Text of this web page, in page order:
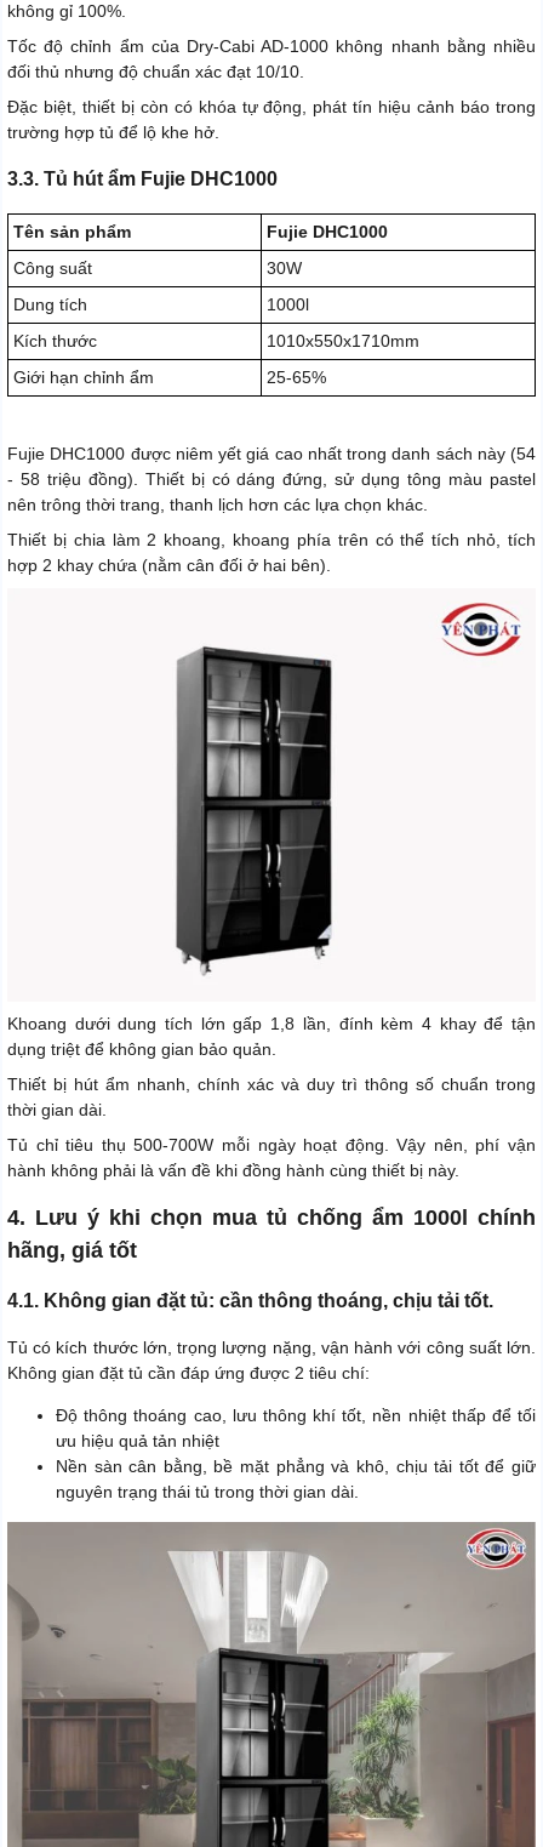
không gỉ 100%.
Tốc độ chỉnh ẩm của Dry-Cabi AD-1000 không nhanh bằng nhiều
đối thủ nhưng độ chuẩn xác đạt 10/10.
Đặc biệt, thiết bị còn có khóa tự động, phát tín hiệu cảnh báo trong
trường hợp tủ để lộ khe hở.
3.3. Tủ hút ẩm Fujie DHC1000
Tên sản phẩm
Fujie DHC1000
Công suất
30W
Dung tích
1000l
Kích thước
1010x550x1710mm
Giới hạn chỉnh ẩm
25-65%
Fujie DHC1000 được niêm yết giá cao nhất trong danh sách này (54
- 58 triệu đồng). Thiết bị có dáng đứng, sử dụng tông màu pastel
nên trông thời trang, thanh lịch hơn các lựa chọn khác.
Thiết bị chia làm 2 khoang, khoang phía trên có thể tích nhỏ, tích
hợp 2 khay chứa (nằm cân đối ở hai bên).
Khoang dưới dung tích lớn gấp 1,8 lần, đính kèm 4 khay để tận
dụng triệt để không gian bảo quản.
Thiết bị hút ẩm nhanh, chính xác và duy trì thông số chuẩn trong
thời gian dài.
Tủ chỉ tiêu thụ 500-700W mỗi ngày hoạt động. Vậy nên, phí vận
hành không phải là vấn đề khi đồng hành cùng thiết bị này.
4. Lưu ý khi chọn mua tủ chống ẩm 1000l chính
hãng, giá tốt
4.1. Không gian đặt tủ: cần thông thoáng, chịu tải tốt.
Tủ có kích thước lớn, trọng lượng nặng, vận hành với công suất lớn.
Không gian đặt tủ cần đáp ứng được 2 tiêu chí:
Độ thông thoáng cao, lưu thông khí tốt, nền nhiệt thấp để tối
ưu hiệu quả tản nhiệt
Nền sàn cân bằng, bề mặt phẳng và khô, chịu tải tốt để giữ
nguyên trạng thái tủ trong thời gian dài.